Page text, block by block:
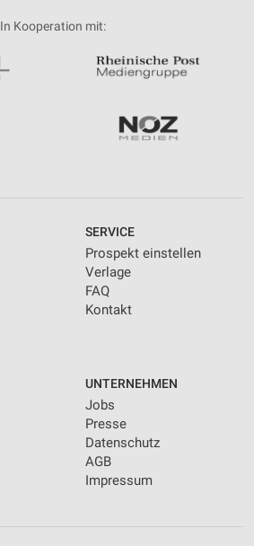
In Kooperation mit:
SERVICE
Prospekt einstellen
Verlage
FAQ
Kontakt
UNTERNEHMEN
Jobs
Presse
Datenschutz
AGB
Impressum